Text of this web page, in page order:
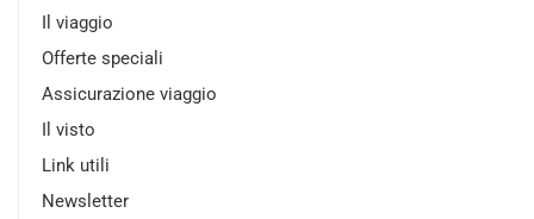
Il viaggio
Offerte speciali
Assicurazione viaggio
Il visto
Link utili
Newsletter